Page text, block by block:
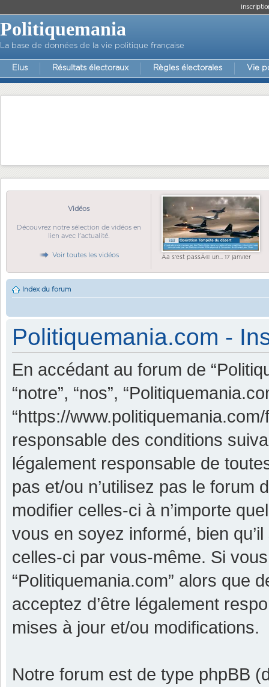
Politiquemania
La base de données de la vie politique française
Elus Résultats électoraux Règles électorales Vie
Vidéos
Découvrez notre sélection de vidéos en
lien avec l'actualité.
Voir toutes les vidéos Ãa s'est passÃ© un... 17 janvier
Index du forum
Politiquemania.com -
En accédant au forum de
“notre”, “nos”,
“https://
responsable des conditions
légalement responsable de
pas et/ou n’utilisez pas le forum
modifier celles-ci à n’importe
vous en soyez informé, bien
celles-ci par vous-même. Si
“Politiquemania.com” alors que
acceptez d’être légalement
mises à jour et/ou modifications.
Notre forum est de type phpBB